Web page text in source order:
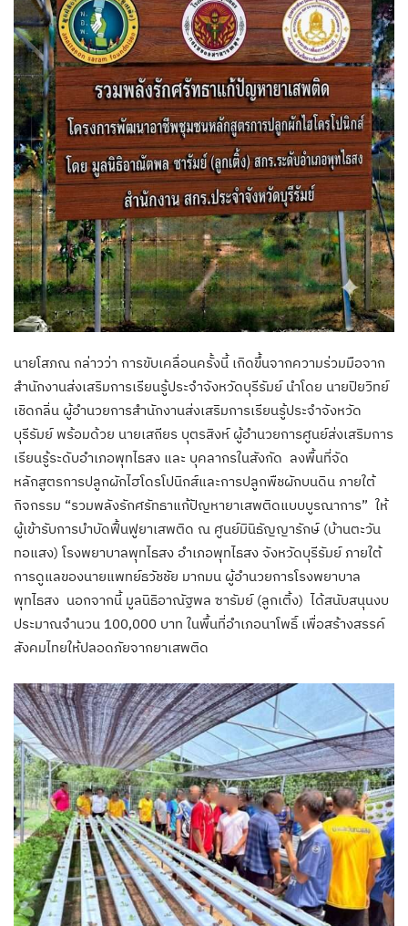
นายโสภณ กล่าวว่า การขับเคลื่อนครั้งนี้ เกิดขึ้นจากความร่วมมือจาก
สำนักงานส่งเสริมการเรียนรู้ประจำจังหวัดบุรีรัมย์ นำโดย นายปิยวิทย์
เชิดกลิ่น ผู้อำนวยการสำนักงานส่งเสริมการเรียนรู้ประจำจังหวัด
บุรีรัมย์ พร้อมด้วย นายเสถียร บุตรสิงห์ ผู้อำนวยการศูนย์ส่งเสริมการ
เรียนรู้ระดับอำเภอพุทไธสง และ บุคลากรในสังกัด ลงพื้นที่จัด
หลักสูตรการปลูกผักไฮโดรโปนิกส์และการปลูกพืชผักบนดิน ภายใต้
กิจกรรม “รวมพลังรักศรัทธาแก้ปัญหายาเสพติดแบบบูรณาการ” ให้
ผู้เข้ารับการบำบัดฟื้นฟูยาเสพติด ณ ศูนย์มินิธัญญารักษ์ (บ้านตะวัน
ทอแสง) โรงพยาบาลพุทไธสง อำเภอพุทไธสง จังหวัดบุรีรัมย์ ภายใต้
การดูแลของนายแพทย์ธวัชชัย มากมน ผู้อำนวยการโรงพยาบาล
พุทไธสง นอกจากนี้ มูลนิธิอาณัฐพล ซารัมย์ (ลูกเติ้ง) ได้สนับสนุนงบ
ประมาณจำนวน 100,000 บาท ในพื้นที่อำเภอนาโพธิ์ เพื่อสร้างสรรค์
สังคมไทยให้ปลอดภัยจากยาเสพติด